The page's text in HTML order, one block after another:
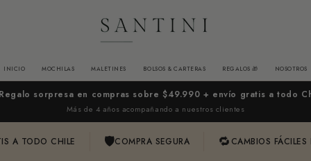
INICIO MOCHILAS MALETINES BOLSOS & CARTERAS REGALOS 🎁 NOSOTROS
sorpresa en compras sobre $49.990 + envío gratis a todo
Más de 4 años acompañando a nuestros clientes
A TODO CHILE 🛡COMPRA SEGURA 🔁 CAMBIOS